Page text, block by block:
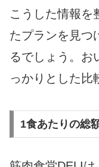
こうした情報を
たプランを見つ
るでしょう。お
っかりとした比
1食あたりの総